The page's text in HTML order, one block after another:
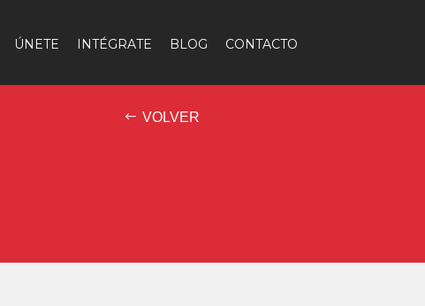
ÚNETE INTÉGRATE BLOG CONTACTO
VOLVER